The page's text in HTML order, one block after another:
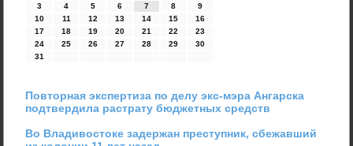
3
4 5 6 7 8
9
10
11 12 13 14 15
16
17
18 19 20 21 22
23
24
25 26 27 28 29
30
31
Повторная экспертиза по делу экс-мэра Ангарска
подтвердила растрату бюджетных средств
Во Владивостоке задержан преступник, сбежавший